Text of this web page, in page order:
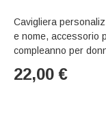
e
Cavigliera
e nome, accessorio
compleanno per
22,00 €